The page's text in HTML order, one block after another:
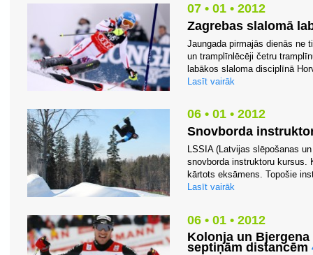
07 • 01 • 2012
Zagrebas slalomā
Jaungada pirmajās dienās ne
un tramplīnlēcēji četru
labākos slaloma disciplīnā
Lasīt vairāk
06 • 01 • 2012
Snovborda
LSSIA (Latvijas slēpošanas
snovborda instruktoru kursus.
kārtots eksāmens. Topošie
Lasīt vairāk
06 • 01 • 2012
Kolonja un
septiņām distancēm